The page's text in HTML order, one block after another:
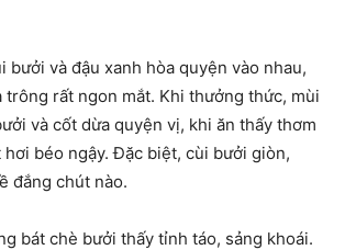
bưởi và đậu xanh hòa quyện vào nhau,
trông rất ngon mắt. Khi thưởng thức, mùi
và cốt dừa quyện vị, khi ăn thấy thơm
hơi béo ngậy. Đặc biệt, cùi bưởi giòn,
đắng chút nào.
bát chè bưởi thấy tỉnh táo, sảng khoái.